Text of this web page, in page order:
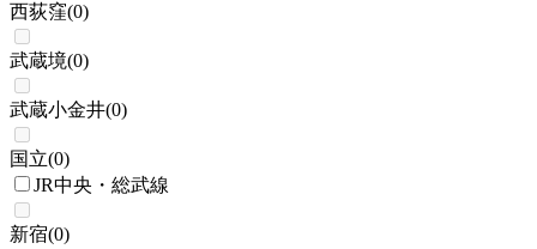
西荻窪(0)
武蔵境(0)
武蔵小金井(0)
国立(0)
JR中央・総武線
新宿(0)